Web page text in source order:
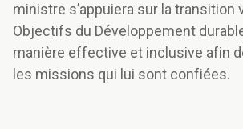
ministre s’appuiera sur la transition
Objectifs du Développement
manière effective et inclusive afin
les missions qui lui sont confiées.